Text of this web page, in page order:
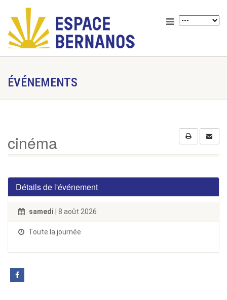
ÉVÉNEMENTS
cinéma
Détails de l'événement
samedi | 8 août 2026
Toute la journée